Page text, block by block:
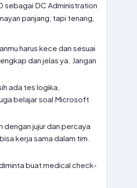
sebagai DC Administration
panjang, tapi tenang,
harus kece dan sesuai
dan jelas ya. Jangan
ada tes logika,
belajar soal Microsoft
dengan jujur dan percaya
kerja sama dalam tim.
buat medical check-